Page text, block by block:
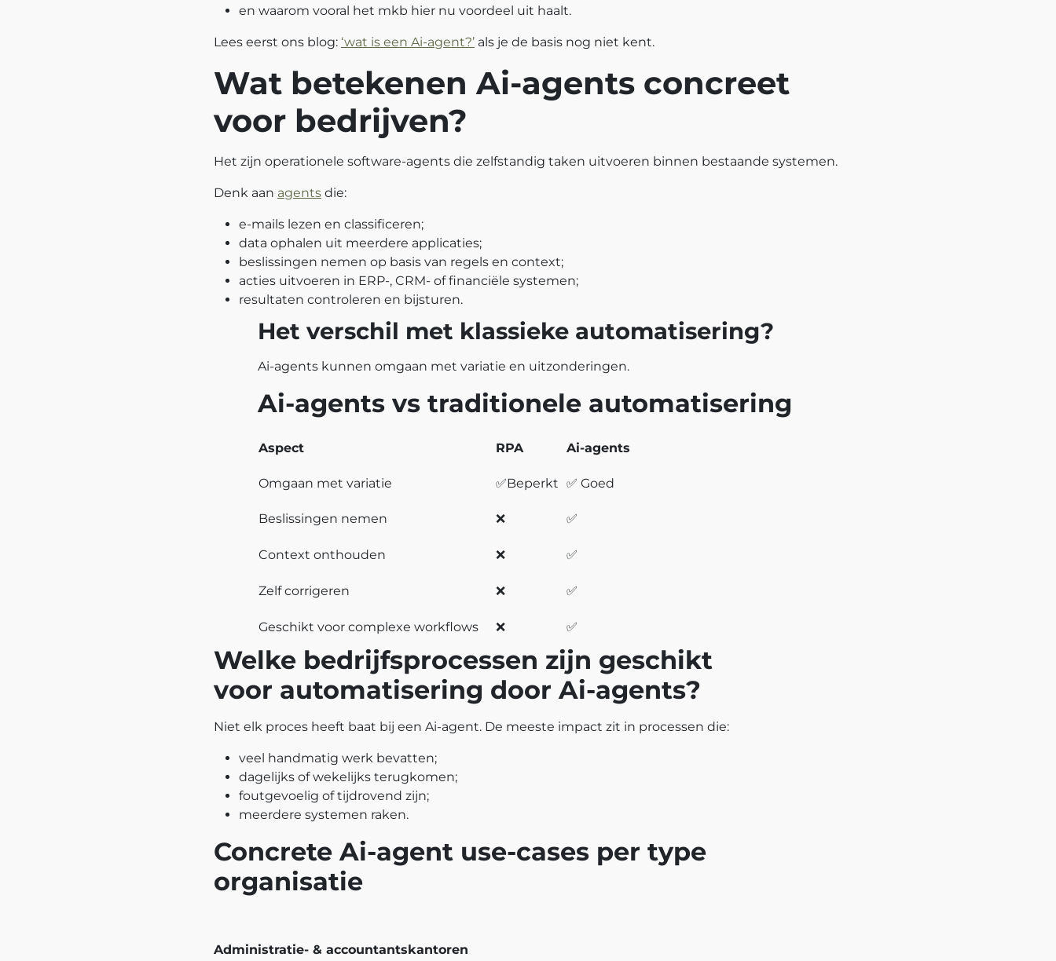
en waarom vooral het mkb hier nu voordeel uit haalt.
Lees eerst ons blog: ‘wat is een Ai-agent?’ als je de basis nog niet kent.
Wat betekenen Ai-agents concreet
voor bedrijven?
Het zijn operationele software-agents die zelfstandig taken uitvoeren binnen bestaande systemen.
Denk aan agents die:
e-mails lezen en classificeren;
data ophalen uit meerdere applicaties;
beslissingen nemen op basis van regels en context;
acties uitvoeren in ERP-, CRM- of financiële systemen;
resultaten controleren en bijsturen.
Het verschil met klassieke automatisering?
Ai-agents kunnen omgaan met variatie en uitzonderingen.
Ai-agents vs traditionele automatisering
Aspect RPA Ai-agents
Omgaan met variatie ✅Beperkt ✅ Goed
Beslissingen nemen ❌ ✅
Context onthouden ❌ ✅
Zelf corrigeren ❌ ✅
Geschikt voor complexe workflows ❌ ✅
Welke bedrijfsprocessen zijn geschikt
voor automatisering door Ai-agents?
Niet elk proces heeft baat bij een Ai-agent. De meeste impact zit in processen die:
veel handmatig werk bevatten;
dagelijks of wekelijks terugkomen;
foutgevoelig of tijdrovend zijn;
meerdere systemen raken.
Concrete Ai-agent use-cases per type
organisatie
Administratie- & accountantskantoren